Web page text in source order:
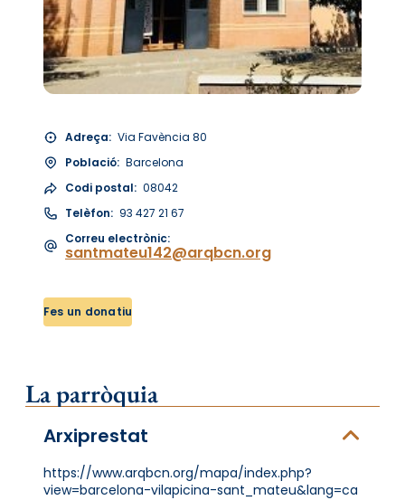
Adreça: Via Favència 80
Població: Barcelona
Codi postal: 08042
Telèfon: 93 427 21 67
Correu electrònic:
santmateu142@arqbcn.org
Fes un donatiu
La parròquia
Arxiprestat
https://www.arqbcn.org/mapa/index.php?
view=barcelona-vilapicina-sant_mateu&lang=ca